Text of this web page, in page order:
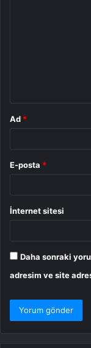
Ad *
E-posta *
İnternet sitesi
Daha sonraki
adresim ve site